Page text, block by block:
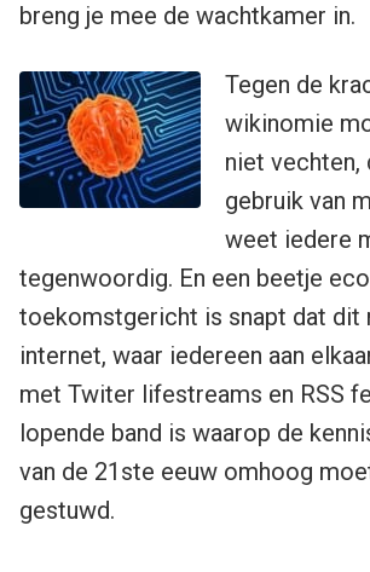
breng je mee de wachtkamer in.
Tegen de
wikinomie
niet vechten,
gebruik van
weet iedere
tegenwoordig. En een beetje
toekomstgericht is snapt dat dit
internet, waar iedereen aan
met Twiter lifestreams en RSS
lopende band is waarop de
van de 21ste eeuw omhoog
gestuwd.